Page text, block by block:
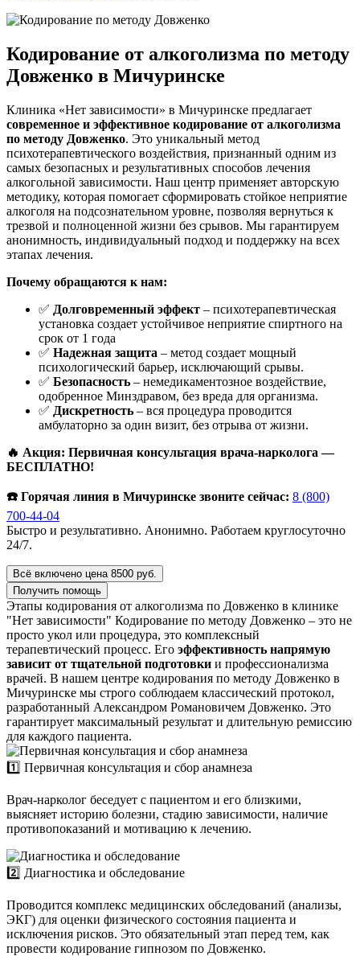
Кодирование от алкоголизма по методу
Довженко в Мичуринске
Клиника «Нет зависимости» в Мичуринске предлагает
современное и эффективное кодирование от алкоголизма
по методу Довженко. Это уникальный метод
психотерапевтического воздействия, признанный одним из
самых безопасных и результативных способов лечения
алкогольной зависимости. Наш центр применяет авторскую
методику, которая помогает сформировать стойкое неприятие
алкоголя на подсознательном уровне, позволяя вернуться к
трезвой и полноценной жизни без срывов. Мы гарантируем
анонимность, индивидуальный подход и поддержку на всех
этапах лечения.
Почему обращаются к нам:
✅ Долговременный эффект – психотерапевтическая
установка создает устойчивое неприятие спиртного на
срок от 1 года
✅ Надежная защита – метод создает мощный
психологический барьер, исключающий срывы.
✅ Безопасность – немедикаментозное воздействие,
одобренное Минздравом, без вреда для организма.
✅ Дискретность – вся процедура проводится
амбулаторно за один визит, без отрыва от жизни.
🔥 Акция: Первичная консультация врача-нарколога —
БЕСПЛАТНО!
☎️ Горячая линия в Мичуринске звоните сейчас: 8 (800)
700-44-04
Быстро и результативно. Анонимно. Работаем круглосуточно
24/7.
Всё включено цена 8500 руб.
Получить помощь
Этапы кодирования от алкоголизма по Довженко в клинике
"Нет зависимости" Кодирование по методу Довженко – это не
просто укол или процедура, это комплексный
терапевтический процесс. Его эффективность напрямую
зависит от тщательной подготовки и профессионализма
врачей. В нашем центре кодирования по методу Довженко в
Мичуринске мы строго соблюдаем классический протокол,
разработанный Александром Романовичем Довженко. Это
гарантирует максимальный результат и длительную ремиссию
для каждого пациента.
1️⃣ Первичная консультация и сбор анамнеза
Врач-нарколог беседует с пациентом и его близкими,
выясняет историю болезни, стадию зависимости, наличие
противопоказаний и мотивацию к лечению.
2️⃣ Диагностика и обследование
Проводится комплекс медицинских обследований (анализы,
ЭКГ) для оценки физического состояния пациента и
исключения рисков. Это обязательный этап перед тем, как
провести кодирование гипнозом по Довженко.